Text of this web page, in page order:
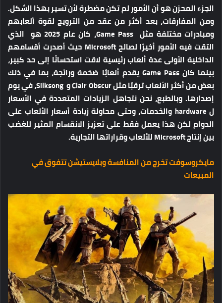
الجزء المحزن هو أن الأمور لم تكن مضطرة لأن تسير بهذا الشكل.
ومن المفارقات، بعد أكثر من عقد من الترويج لقوة ألعابهم
ومبادرات مختلفة مثل Game Pass، كان عام 2025 هو الذي
التقت فيه الأمور أخيرًا لصالح Microsoft حيث أصدرت أقسامهم
الداخلية الأولى عدة ألعاب رئيسية لاقت استحسانًا إلى حد كبير،
بينما كان Game Pass يقدم ألعابًا ضخمة ورائجة، بما في ذلك
بعض من أكثر الألعاب ترقبًا مثل Clair Obscur و Silksong، في يوم
إصدارها. وبالطبع، نحن نتجاهل الزيادات المتعددة في الأسعار
ل hardware والخدمات، وحتى محاولة زيادة أسعار الألعاب على
الدوام لكن هذا يعمل فقط على تعزيز الانقسام المثير للغضب
بين إنتاج Microsoft للألعاب وقراراتها التجارية.
مايكروسوفت تخرج من المنافسة وبلايستيشن تتفوق في
المبيعات